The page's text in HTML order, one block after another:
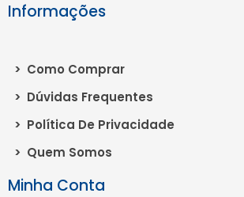
Informações
> Como Comprar
> Dúvidas Frequentes
> Política De Privacidade
> Quem Somos
Minha Conta